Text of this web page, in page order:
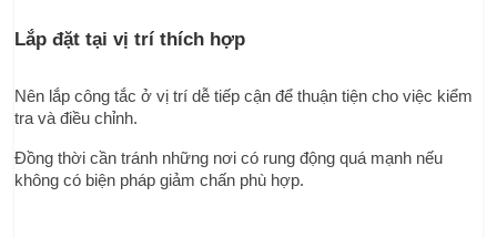
Lắp đặt tại vị trí thích hợp
Nên lắp công tắc ở vị trí dễ tiếp cận để thuận tiện cho việc kiểm
tra và điều chỉnh.
Đồng thời cần tránh những nơi có rung động quá mạnh nếu
không có biện pháp giảm chấn phù hợp.